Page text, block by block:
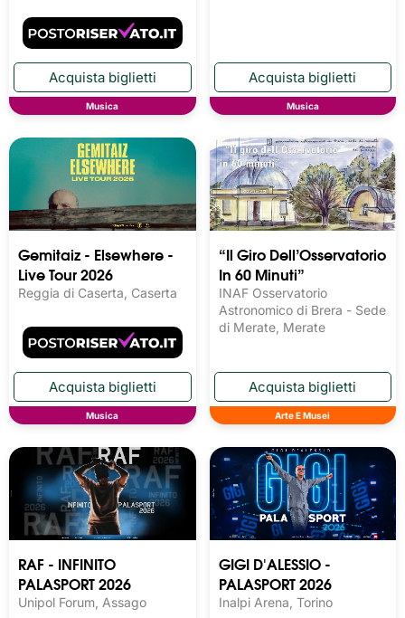
Musica Musica
Gemitaiz - Elsewhere -
Live Tour 2026
Reggia di Caserta, Caserta
Musica
“Il Giro Dell’Osservatorio
In 60 Minuti”
INAF Osservatorio
Astronomico di Brera - Sede
di Merate, Merate
Arte E Musei
RAF - INFINITO
PALASPORT 2026
Unipol Forum, Assago
GIGI D'ALESSIO -
PALASPORT 2026
Inalpi Arena, Torino